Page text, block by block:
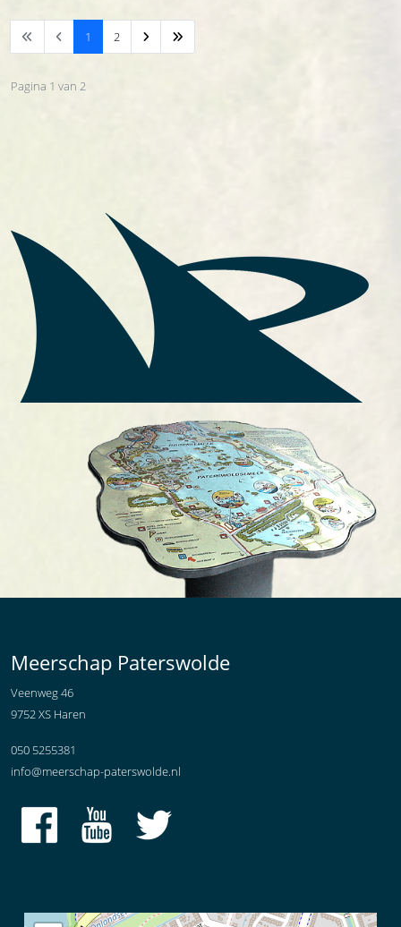
1 2
Pagina 1 van 2
Meerschap Paterswolde
Veenweg 46
9752 XS Haren
050 5255381
info@meerschap-paterswolde.nl